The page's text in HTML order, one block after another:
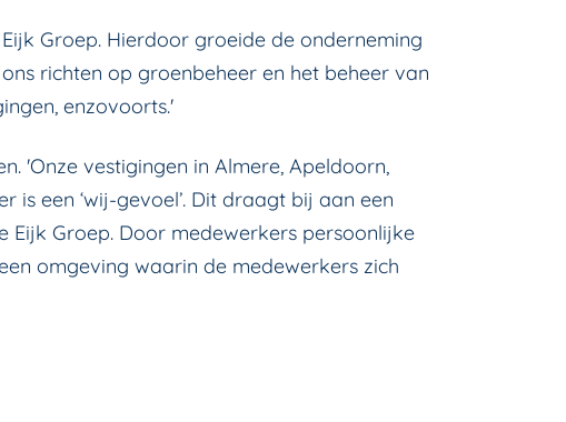
Groep. Hierdoor groeide de onderneming
richten op groenbeheer en het beheer van
enzovoorts.'
'Onze vestigingen in Almere, Apeldoorn,
een ‘wij-gevoel’. Dit draagt bij aan een
Groep. Door medewerkers persoonlijke
omgeving waarin de medewerkers zich